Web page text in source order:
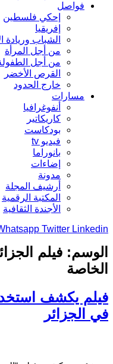
فواصل
إحكي فلسطين
إفريقيا
الشباب وريادة
من أجل المرأة
من أجل
القرص الأخضر
خارج الحدود
مسارات
أنفوغرافيا
كاريكاتير
بودكاست
فيديو tv
بانوراما
إضاءات
مدونة
أرشيف المجلة
المكتبة الرقمية
الأجندة الثقافية
Twitter Linkedin
الوسم: فيلم
الخاصة
فيلم يكشف
في الجزائر